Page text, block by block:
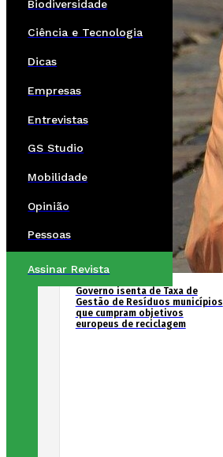
Biodiversidade
Ciência e Tecnologia
Dicas
Empresas
Entrevistas
GS Studio
Mobilidade
Opinião
Pessoas
Assinar Revista
Governo isenta de Taxa de
Gestão de Resíduos municípios
que cumpram objetivos
europeus de reciclagem